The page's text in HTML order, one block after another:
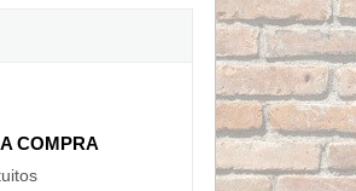
COMPRA